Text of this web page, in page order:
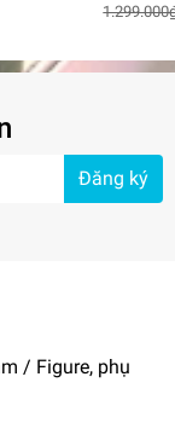
BANDAI
Đăng ký
/ Figure, phụ